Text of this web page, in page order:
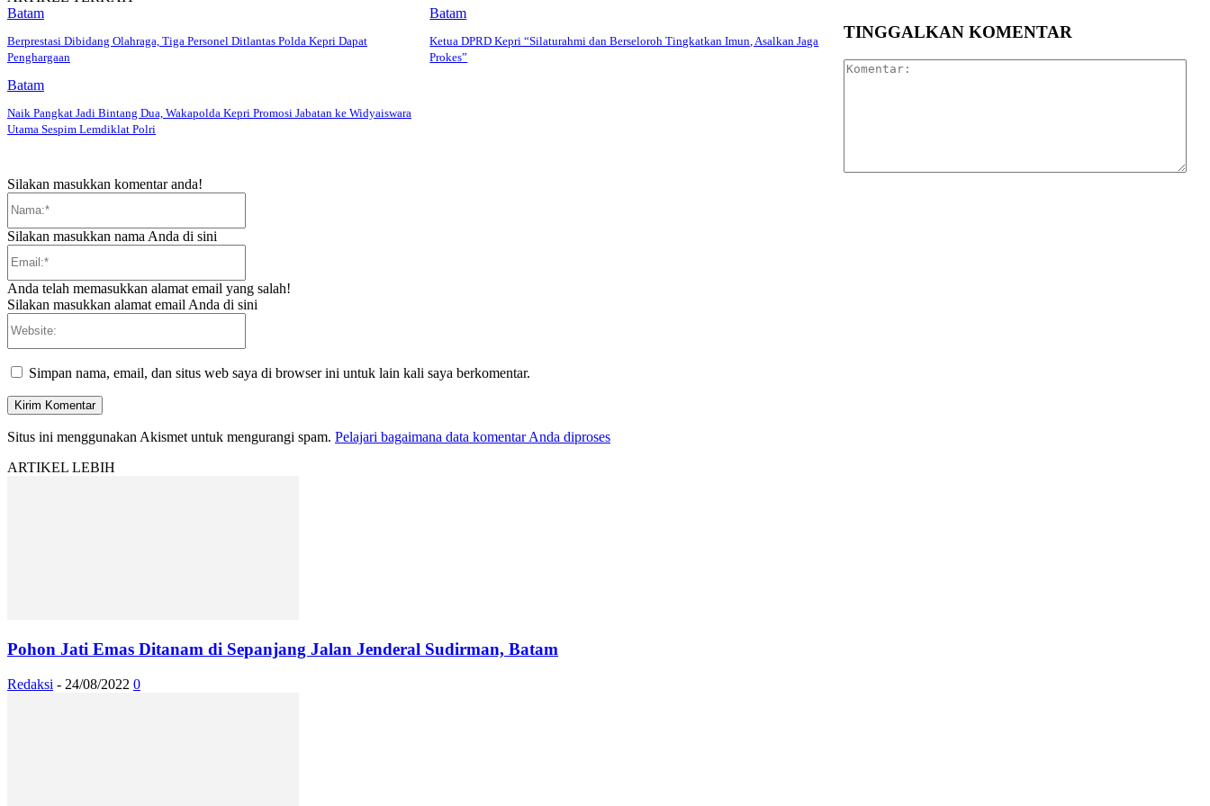
Batam
Berprestasi Dibidang Olahraga, Tiga Personel Ditlantas Polda Kepri Dapat
Penghargaan
Batam
Ketua DPRD Kepri “Silaturahmi dan Berseloroh Tingkatkan Imun, Asalkan Jaga
Prokes”
Batam
Naik Pangkat Jadi Bintang Dua, Wakapolda Kepri Promosi Jabatan ke Widyaiswara
Utama Sespim Lemdiklat Polri
TINGGALKAN KOMENTAR
Silakan masukkan komentar anda!
Silakan masukkan nama Anda di sini
Anda telah memasukkan alamat email yang salah!
Silakan masukkan alamat email Anda di sini
Simpan nama, email, dan situs web saya di browser ini untuk lain kali saya berkomentar.
Situs ini menggunakan Akismet untuk mengurangi spam. Pelajari bagaimana data komentar Anda diproses
ARTIKEL LEBIH
Pohon Jati Emas Ditanam di Sepanjang Jalan Jenderal Sudirman, Batam
Redaksi - 24/08/2022 0